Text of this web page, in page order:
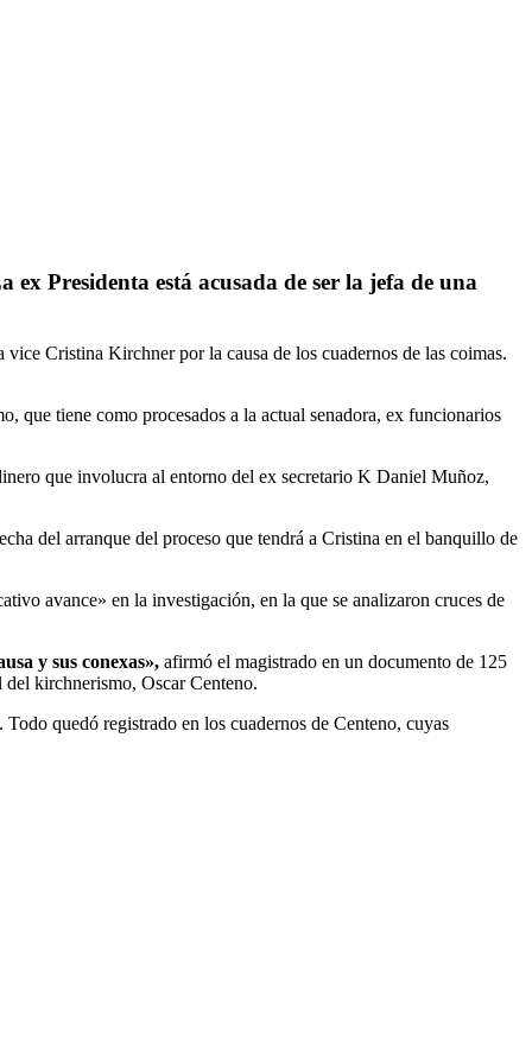
Presidenta está acusada de ser la jefa de una
Cristina Kirchner por la causa de los cuadernos de las coimas.
que tiene como procesados a la actual senadora, ex funcionarios
que involucra al entorno del ex secretario K Daniel Muñoz,
del arranque del proceso que tendrá a Cristina en el banquillo de
avance» en la investigación, en la que se analizaron cruces de
y sus conexas», afirmó el magistrado en un documento de 125
kirchnerismo, Oscar Centeno.
quedó registrado en los cuadernos de Centeno, cuyas